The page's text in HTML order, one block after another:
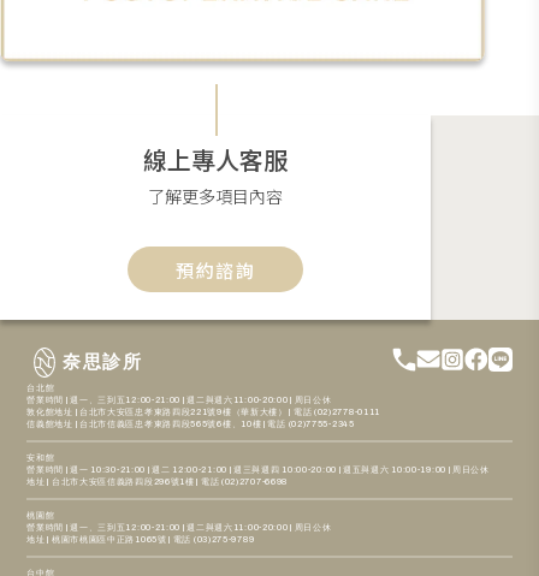
線上專人客服
了解更多項目內容
預約諮詢
奈思診所
台北館
營業時間 | 週一、三到五12:00-21:00 | 週二與週六11:00-20:00 | 周日公休
敦化館地址 | 台北市大安區忠孝東路四段221號9樓（華新大樓） | 電話 (02)2778-0111
信義館地址 | 台北市信義區忠孝東路四段565號6樓、10樓 | 電話 (02)7755-2345
安和館
營業時間 | 週一 10:30-21:00 | 週二 12:00-21:00 | 週三與週四 10:00-20:00 | 週五與週六 10:00-19:00 | 周日公休
地址 | 台北市大安區信義路四段296號1樓 | 電話 (02)2707-6698
桃園館
營業時間 | 週一、三到五12:00-21:00 | 週二與週六11:00-20:00 | 周日公休
地址 | 桃園市桃園區中正路1065號 | 電話 (03)275-9789
台中館